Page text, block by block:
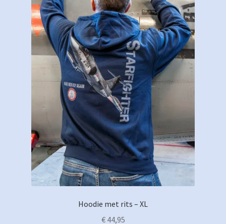
Hoodie met rits – XL
€44,95